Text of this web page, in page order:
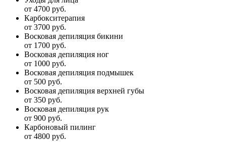
от 4700 руб.
Карбокситерапия
от 3700 руб.
Восковая депиляция бикини
от 1700 руб.
Восковая депиляция ног
от 1000 руб.
Восковая депиляция подмышек
от 500 руб.
Восковая депиляция верхней губы
от 350 руб.
Восковая депиляция рук
от 900 руб.
Карбоновый пилинг
от 4800 руб.